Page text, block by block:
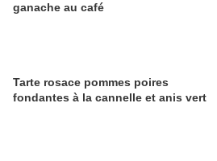
ganache au café
Tarte rosace pommes poires
fondantes à la cannelle et anis vert